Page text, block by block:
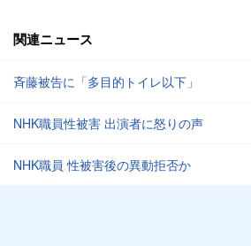
関連ニュース
斉藤被告に「多目的トイレ以下」
NHK職員性被害 出演者に怒りの声
NHK職員 性被害後の異動拒否か